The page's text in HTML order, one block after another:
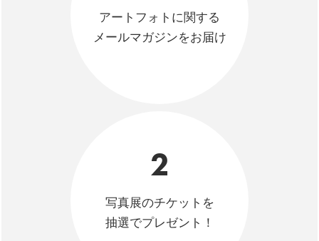
アートフォトに関する
メールマガジンをお届け
2
写真展のチケットを
抽選でプレゼント！